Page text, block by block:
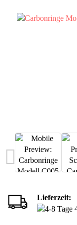
Lieferzeit: